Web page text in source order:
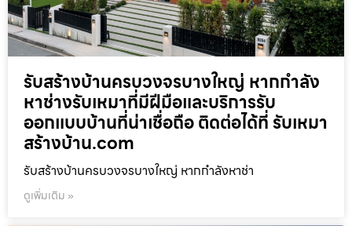
รับสร้างบ้านครบวงจรบางใหญ่ หากกำลัง
หาช่างรับเหมาที่มีฝีมือและบริการรับ
ออกแบบบ้านที่น่าเชื่อถือ ติดต่อได้ที่ รับเหมา
สร้างบ้าน.com
รับสร้างบ้านครบวงจรบางใหญ่ หากกำลังหาช่า
ดูเพิ่มเติม »